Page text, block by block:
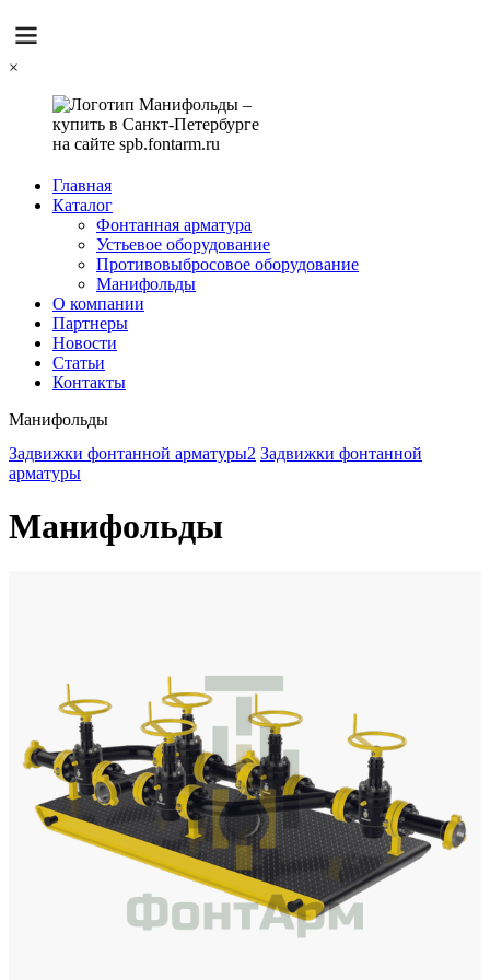
×
Главная
Каталог
Фонтанная арматура
Устьевое оборудование
Противовыбросовое оборудование
Манифольды
О компании
Партнеры
Новости
Статьи
Контакты
Манифольды
Задвижки фонтанной арматуры2 Задвижки фонтанной
арматуры
Манифольды